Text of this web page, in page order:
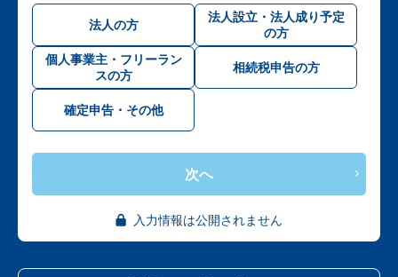
法人の方
法人設立・法人成り予定
の方
個人事業主・フリーラン
スの方
相続税申告の方
確定申告・その他
次へ
入力情報は公開されません